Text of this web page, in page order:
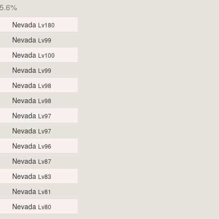
Nevada Lv180
Nevada Lv99
Nevada Lv100
Nevada Lv99
Nevada Lv98
Nevada Lv98
Nevada Lv97
Nevada Lv97
Nevada Lv96
Nevada Lv87
Nevada Lv83
Nevada Lv81
Nevada Lv80